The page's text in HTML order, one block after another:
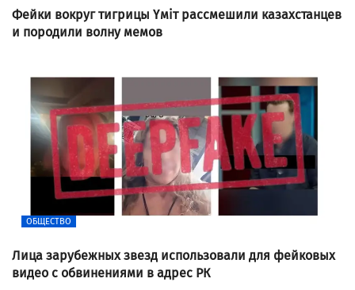
Фейки вокруг тигрицы Үміт рассмешили казахстанцев
и породили волну мемов
ОБЩЕСТВО
Лица зарубежных звезд использовали для фейковых
видео с обвинениями в адрес РК